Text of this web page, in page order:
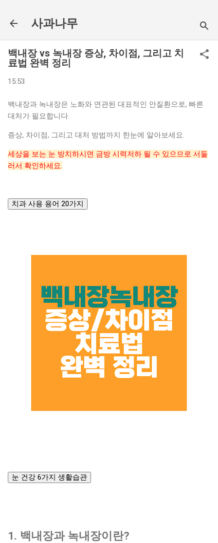
사과나무
백내장 vs 녹내장 증상, 차이점, 그리고 치
료법 완벽 정리
15:53
백내장과 녹내장은 노화와 연관된 대표적인 안질환으로, 빠른
대처가 필요합니다.
증상, 차이점, 그리고 대처 방법까지 한눈에 알아보세요.
세상을 보는 눈 방치하시면 금방 시력저하 될 수 있으므로 서둘
러서 확인하세요.
치과 사용 용어 20가지
눈 건강 6가지 생활습관
1. 백내장과 녹내장이란?